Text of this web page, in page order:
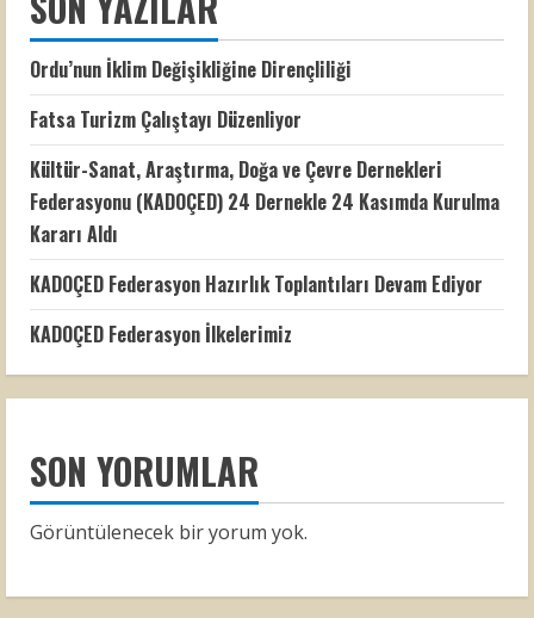
Ordu’nun İklim Değişikliğine Dirençliliği
Fatsa Turizm Çalıştayı Düzenliyor
Kültür-Sanat, Araştırma, Doğa ve Çevre Dernekleri
Federasyonu (KADOÇED) 24 Dernekle 24 Kasımda Kurulma
Kararı Aldı
KADOÇED Federasyon Hazırlık Toplantıları Devam Ediyor
KADOÇED Federasyon İlkelerimiz
SON YORUMLAR
Görüntülenecek bir yorum yok.